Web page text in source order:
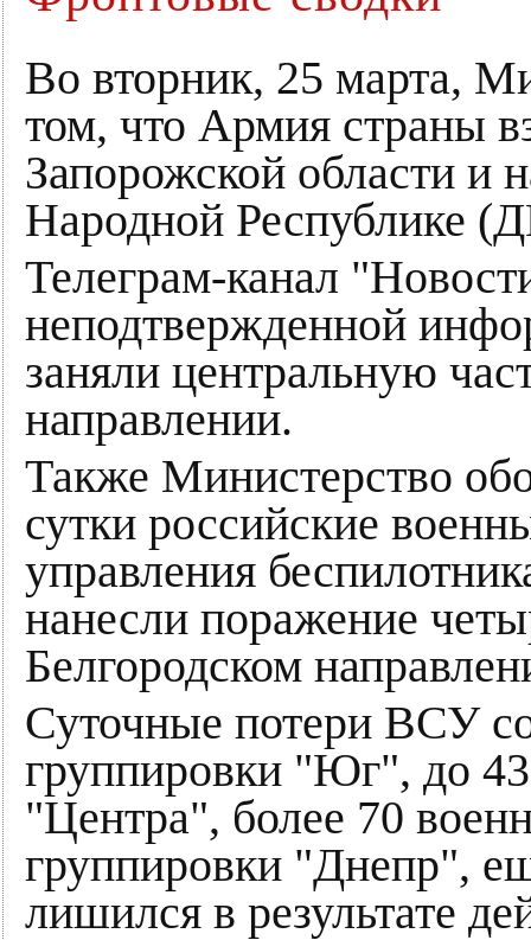
Во вторник, 25 марта,
том, что Армия страны
Запорожской области и
Народной Республике
Телеграм-канал
неподтвержденной
заняли центральную
направлении.
Также Министерство
сутки российские
управления
нанесли поражение
Белгородском
Суточные потери ВСУ
группировки "Юг", до
"Центра", более 70
группировки "Днепр",
лишился в результате